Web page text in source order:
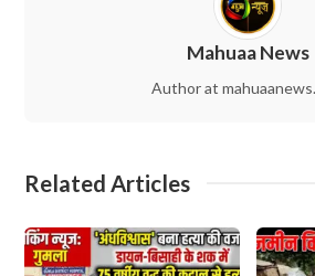
Mahuaa News
Author at
Related Articles